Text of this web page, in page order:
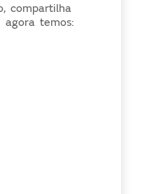
compartilha
temos: